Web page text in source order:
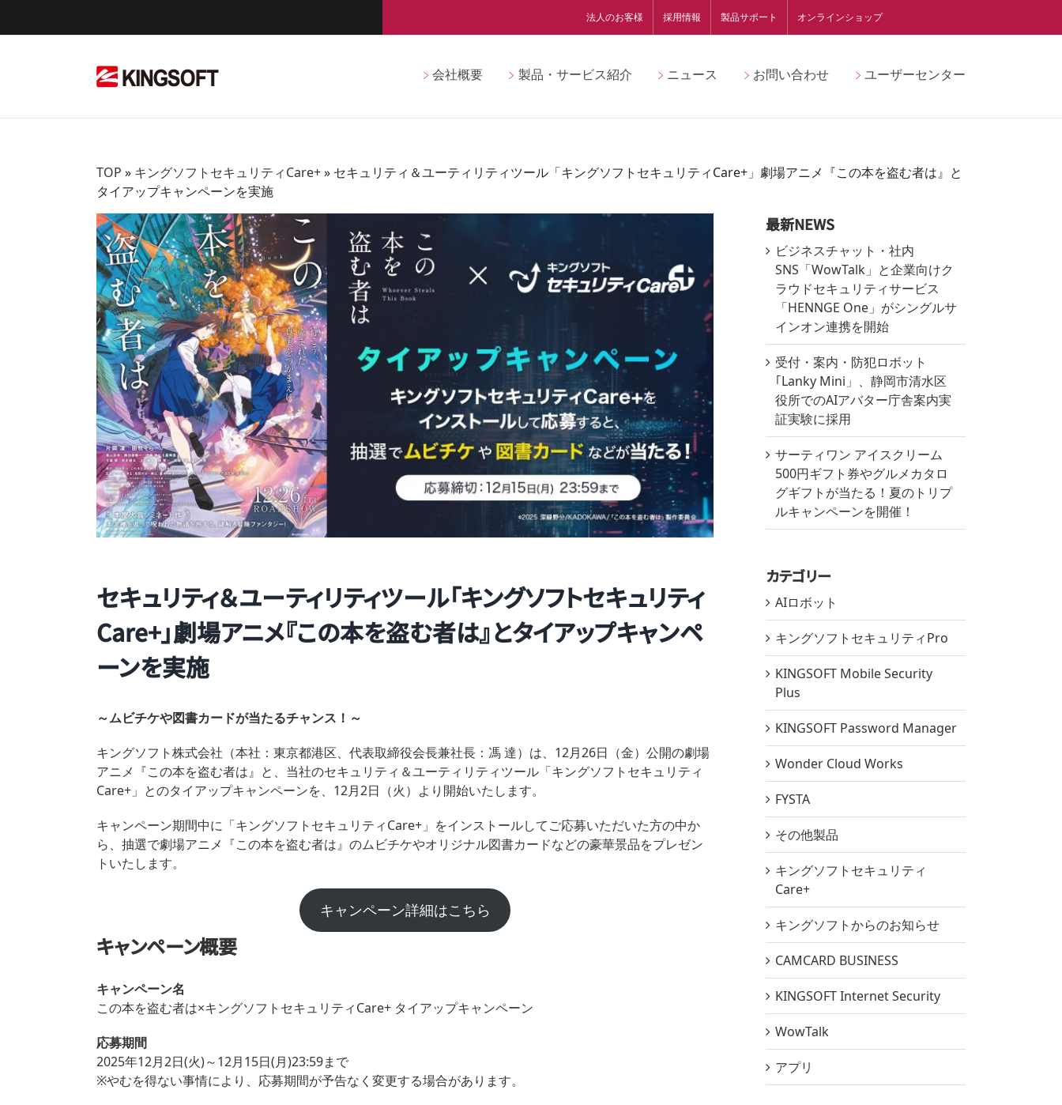
法人のお客様 採用情報 製品サポート オンラインショップ
会社概要 製品・サービス紹介 ニュース お問い合わせ ユーザーセンター
TOP » キングソフトセキュリティCare+» セキュリティ＆ユーティリティツール「キングソフトセキュリティCare+」劇場アニメ『この本を盗む者は』と
タイアップキャンペーンを実施
セキュリティ＆ユーティリティツール「キングソフトセキュリティ
Care+」劇場アニメ『この本を盗む者は』とタイアップキャンペ
ーンを実施
～ムビチケや図書カードが当たるチャンス！～
キングソフト株式会社（本社：東京都港区、代表取締役会長兼社長：馮 達）は、12月26日（金）公開の劇場
アニメ『この本を盗む者は』と、当社のセキュリティ＆ユーティリティツール「キングソフトセキュリティ
Care+」とのタイアップキャンペーンを、12月2日（火）より開始いたします。
キャンペーン期間中に「キングソフトセキュリティCare+」をインストールしてご応募いただいた方の中か
ら、抽選で劇場アニメ『この本を盗む者は』のムビチケやオリジナル図書カードなどの豪華景品をプレゼン
トいたします。
キャンペーン詳細はこちら
キャンペーン概要
キャンペーン名
この本を盗む者は×キングソフトセキュリティCare+ タイアップキャンペーン
応募期間
2025年12月2日(火)～12月15日(月)23:59まで
※やむを得ない事情により、応募期間が予告なく変更する場合があります。
最新NEWS
ビジネスチャット・社内
SNS「WowTalk」と企業向けク
ラウドセキュリティサービス
「HENNGE One」がシングルサ
インオン連携を開始
受付・案内・防犯ロボット
｢Lanky Mini」、静岡市清水区
役所でのAIアバター庁舎案内実
証実験に採用
サーティワン アイスクリーム
500円ギフト券やグルメカタロ
グギフトが当たる！夏のトリプ
ルキャンペーンを開催！
カテゴリー
AIロボット
キングソフトセキュリティPro
KINGSOFT Mobile Security
Plus
KINGSOFT Password Manager
Wonder Cloud Works
FYSTA
その他製品
キングソフトセキュリティ
Care+
キングソフトからのお知らせ
CAMCARD BUSINESS
KINGSOFT Internet Security
WowTalk
アプリ